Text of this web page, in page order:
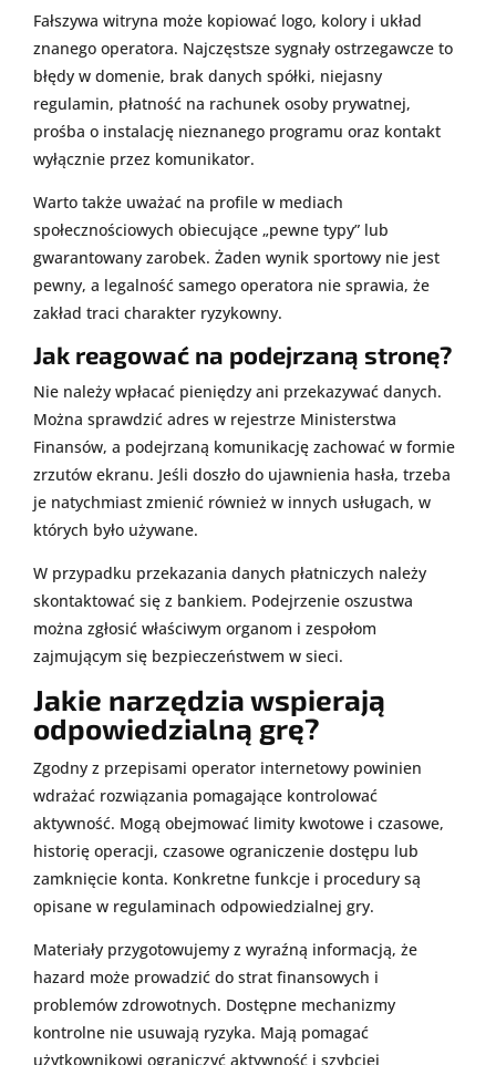
Fałszywa witryna może kopiować logo, kolory i układ
znanego operatora. Najczęstsze sygnały ostrzegawcze to
błędy w domenie, brak danych spółki, niejasny
regulamin, płatność na rachunek osoby prywatnej,
prośba o instalację nieznanego programu oraz kontakt
wyłącznie przez komunikator.
Warto także uważać na profile w mediach
społecznościowych obiecujące „pewne typy” lub
gwarantowany zarobek. Żaden wynik sportowy nie jest
pewny, a legalność samego operatora nie sprawia, że
zakład traci charakter ryzykowny.
Jak reagować na podejrzaną stronę?
Nie należy wpłacać pieniędzy ani przekazywać danych.
Można sprawdzić adres w rejestrze Ministerstwa
Finansów, a podejrzaną komunikację zachować w formie
zrzutów ekranu. Jeśli doszło do ujawnienia hasła, trzeba
je natychmiast zmienić również w innych usługach, w
których było używane.
W przypadku przekazania danych płatniczych należy
skontaktować się z bankiem. Podejrzenie oszustwa
można zgłosić właściwym organom i zespołom
zajmującym się bezpieczeństwem w sieci.
Jakie narzędzia wspierają
odpowiedzialną grę?
Zgodny z przepisami operator internetowy powinien
wdrażać rozwiązania pomagające kontrolować
aktywność. Mogą obejmować limity kwotowe i czasowe,
historię operacji, czasowe ograniczenie dostępu lub
zamknięcie konta. Konkretne funkcje i procedury są
opisane w regulaminach odpowiedzialnej gry.
Materiały przygotowujemy z wyraźną informacją, że
hazard może prowadzić do strat finansowych i
problemów zdrowotnych. Dostępne mechanizmy
kontrolne nie usuwają ryzyka. Mają pomagać
użytkownikowi ograniczyć aktywność i szybciej